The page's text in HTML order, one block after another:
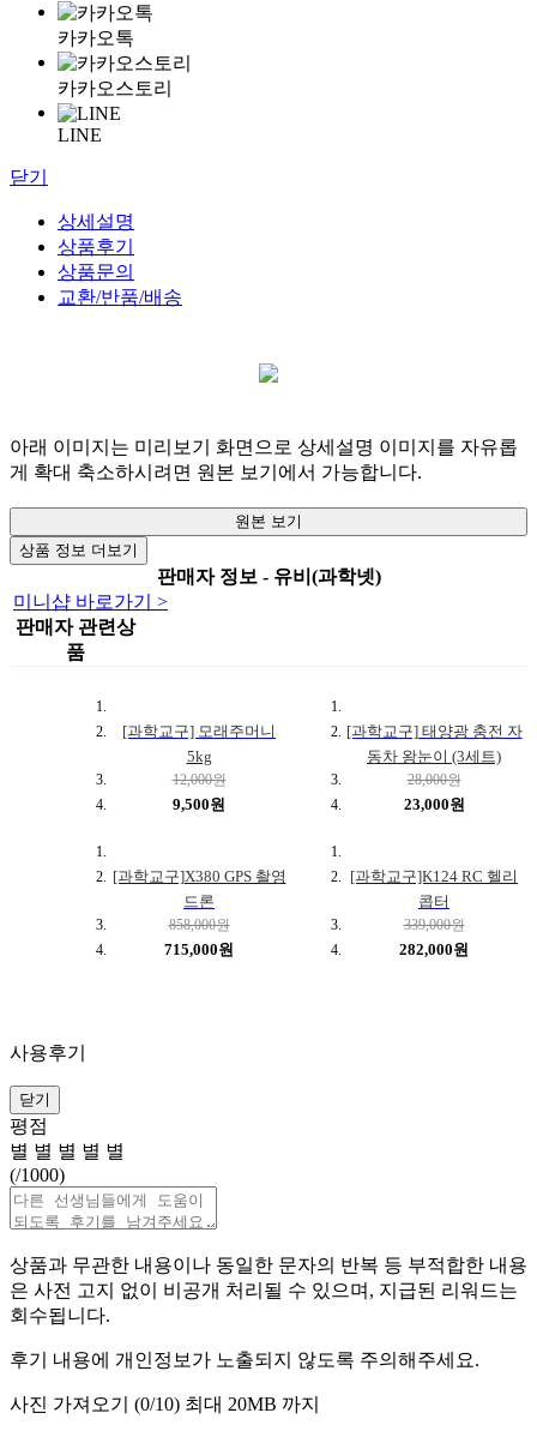
카카오톡
카카오스토리
LINE
닫기
상세설명
상품후기
상품문의
교환/반품/배송
아래 이미지는 미리보기 화면으로 상세설명 이미지를 자유롭
게 확대 축소하시려면 원본 보기에서 가능합니다.
원본 보기
상품 정보 더보기
판매자 정보 - 유비(과학넷)
미니샵 바로가기 >
판매자 관련상
품
[과학교구] 모래주머니
5kg
12,000원
9,500원
[과학교구] 태양광 충전 자
동차 왕눈이 (3세트)
28,000원
23,000원
[과학교구]X380 GPS 촬영
드론
858,000원
715,000원
[과학교구]K124 RC 헬리
콥터
339,000원
282,000원
사용후기
닫기
평점
별 별 별 별 별
(/1000)
상품과 무관한 내용이나 동일한 문자의 반복 등 부적합한 내용
은 사전 고지 없이 비공개 처리될 수 있으며, 지급된 리워드는
회수됩니다.
후기 내용에 개인정보가 노출되지 않도록 주의해주세요.
사진 가져오기 (0/10) 최대 20MB 까지